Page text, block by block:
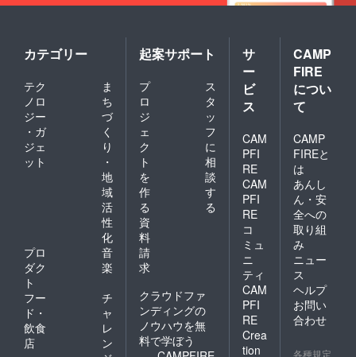
カテゴリー
テク
ノロ
ジー
・ガ
ジェ
ット
ま
ち
づ
く
り
・
地
域
活
性
化
プロ
ダク
ト
音
楽
フー
ド・
飲食
店
チ
ャ
レ
ン
起案サポート
プ
ロ
ジ
ェ
ク
ト
を
作
る
ス
タ
ッ
フ
に
相
談
す
る
資
料
請
求
クラウドファ
ンディングの
ノウハウを無
料で学ぼう
サ
ー
ビ
ス
CAM
PFI
RE
CAM
PFI
RE
コ
ミュ
ニ
ティ
CAM
PFI
RE
Crea
tion
CAMP
FIRE
につい
て
CAMP
FIREと
は
あんし
ん・安
全への
取り組
み
ニュー
ス
ヘルプ
お問い
合わせ
各種規定